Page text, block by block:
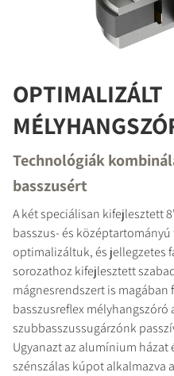
OPTIMALIZÁLT
Technológiák
basszusért
A két speciálisan kifejlesztett
basszus- és
optimalizáltuk, és jellegzetes
sorozathoz kifejlesztett
mágnesrendszert is magában
basszusreflex mélyhangszóró
szubbasszussugárzónk
Ugyanazt az alumínium házat
szénszálas kúpot alkalmazva